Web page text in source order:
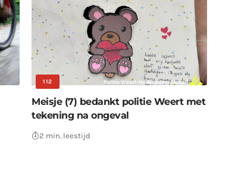
112
Meisje (7) bedankt politie Weert met
tekening na ongeval
2 min. leestijd